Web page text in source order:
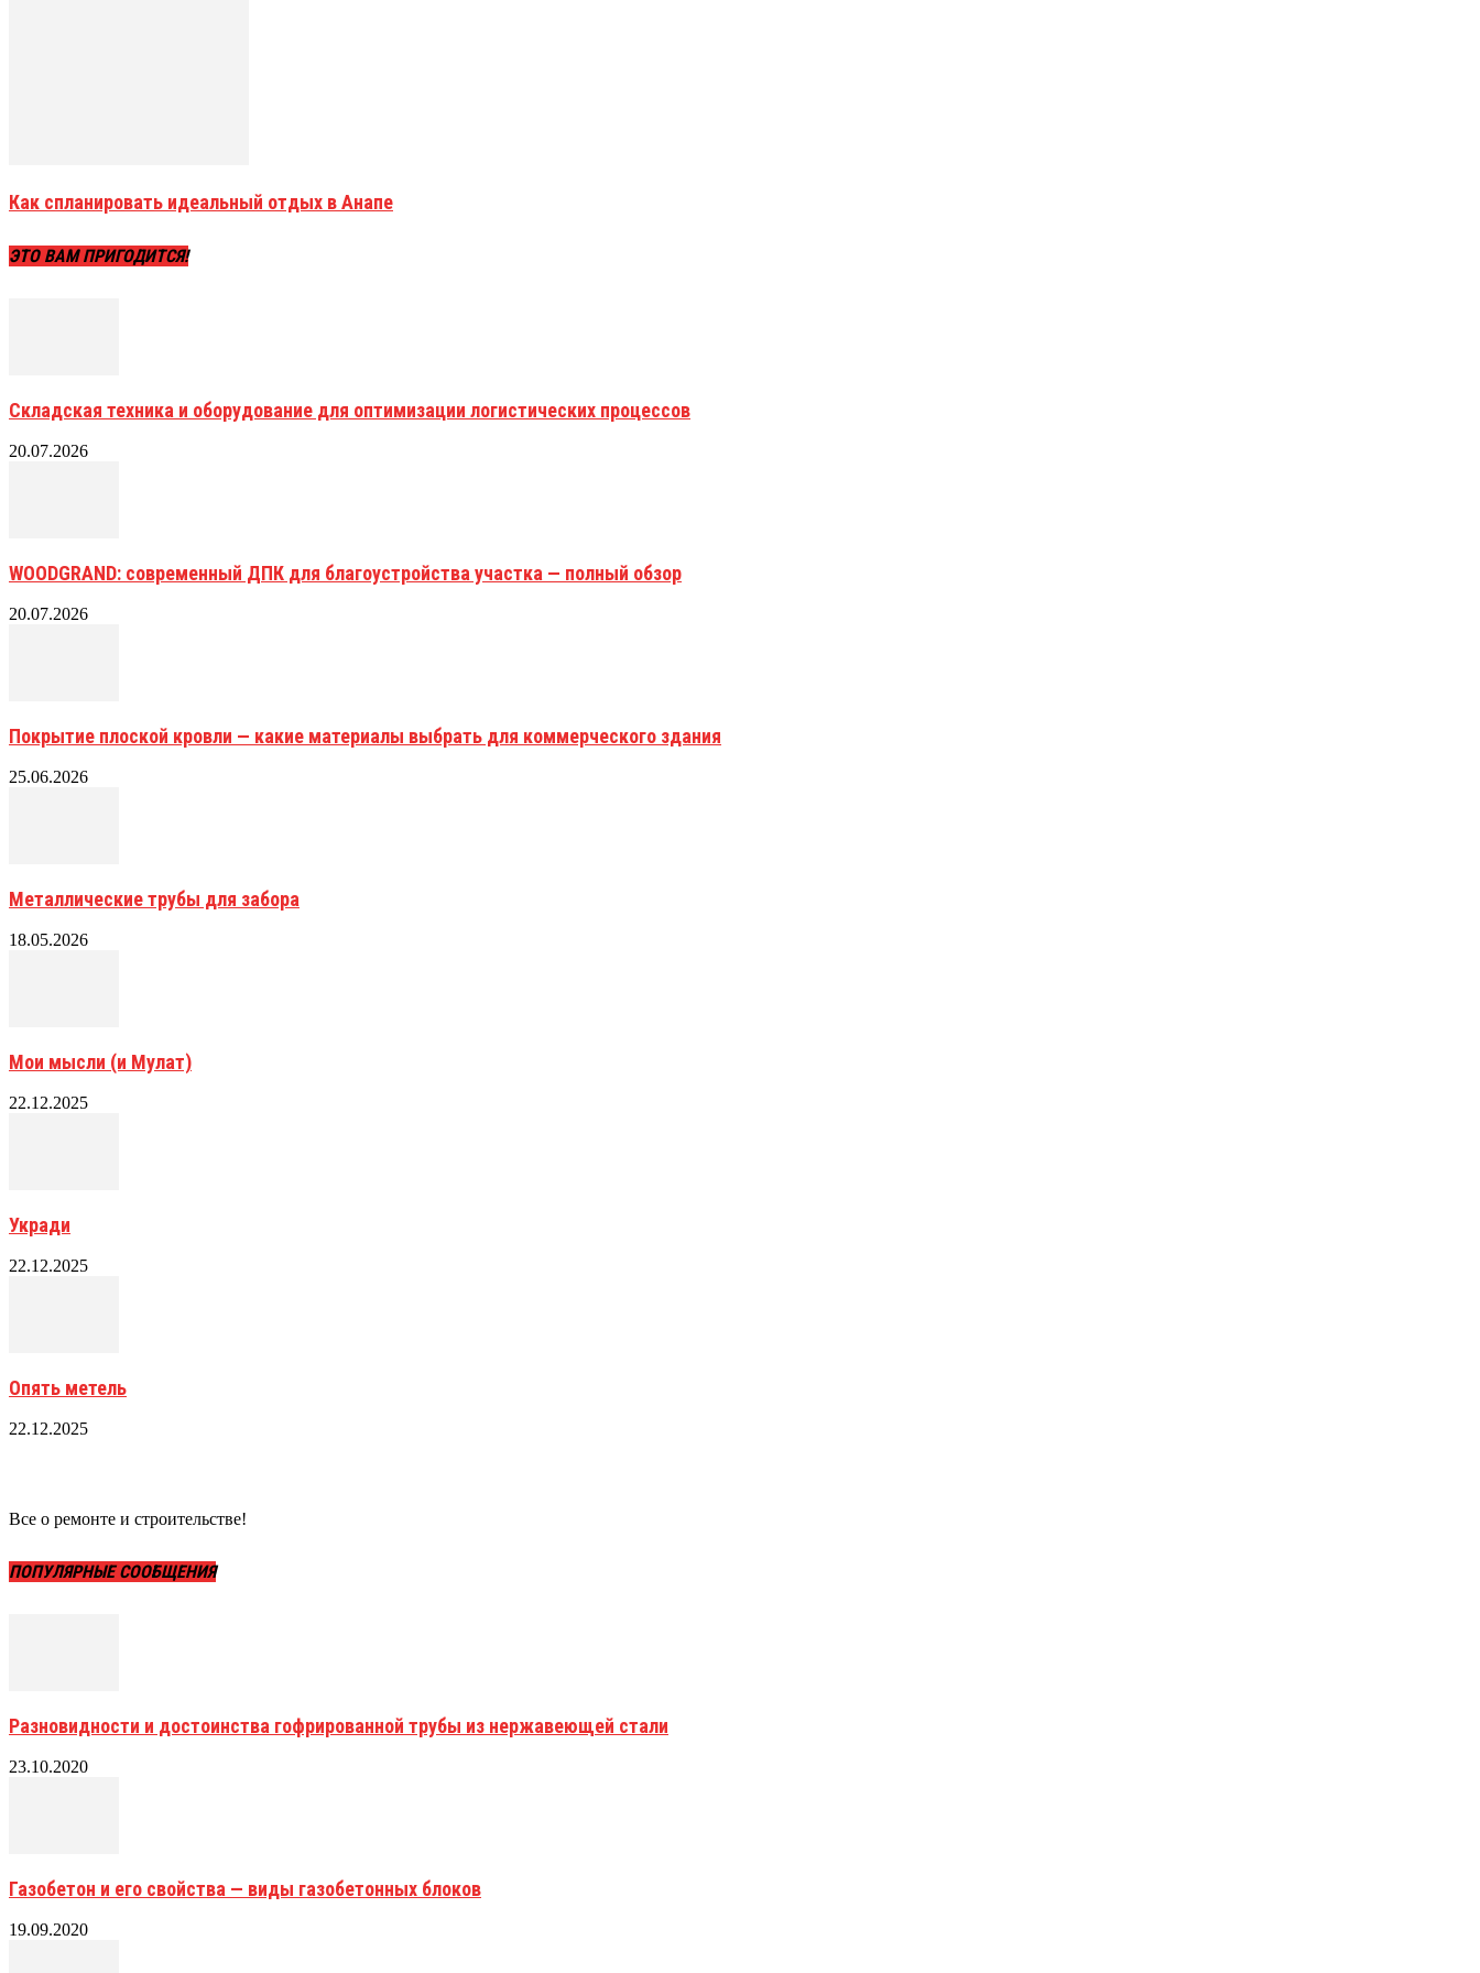
Как спланировать идеальный отдых в Анапе
ЭТО ВАМ ПРИГОДИТСЯ!
Складская техника и оборудование для оптимизации логистических процессов
20.07.2026
WOODGRAND: современный ДПК для благоустройства участка — полный обзор
20.07.2026
Покрытие плоской кровли — какие материалы выбрать для коммерческого здания
25.06.2026
Металлические трубы для забора
18.05.2026
Мои мысли (и Мулат)
22.12.2025
Укради
22.12.2025
Опять метель
22.12.2025
Все о ремонте и строительстве!
ПОПУЛЯРНЫЕ СООБЩЕНИЯ
Разновидности и достоинства гофрированной трубы из нержавеющей стали
23.10.2020
Газобетон и его свойства — виды газобетонных блоков
19.09.2020